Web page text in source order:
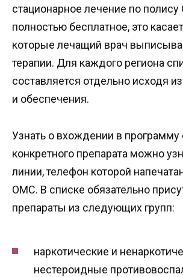
стационарное лечение по
полностью бесплатное, это
которые лечащий врач
терапии. Для каждого региона
составляется отдельно исходя
и обеспечения.
Узнать о вхождении в программу
конкретного препарата можно
линии, телефон которой
ОМС. В списке обязательно
препараты из следующих групп:
наркотические и
нестероидные